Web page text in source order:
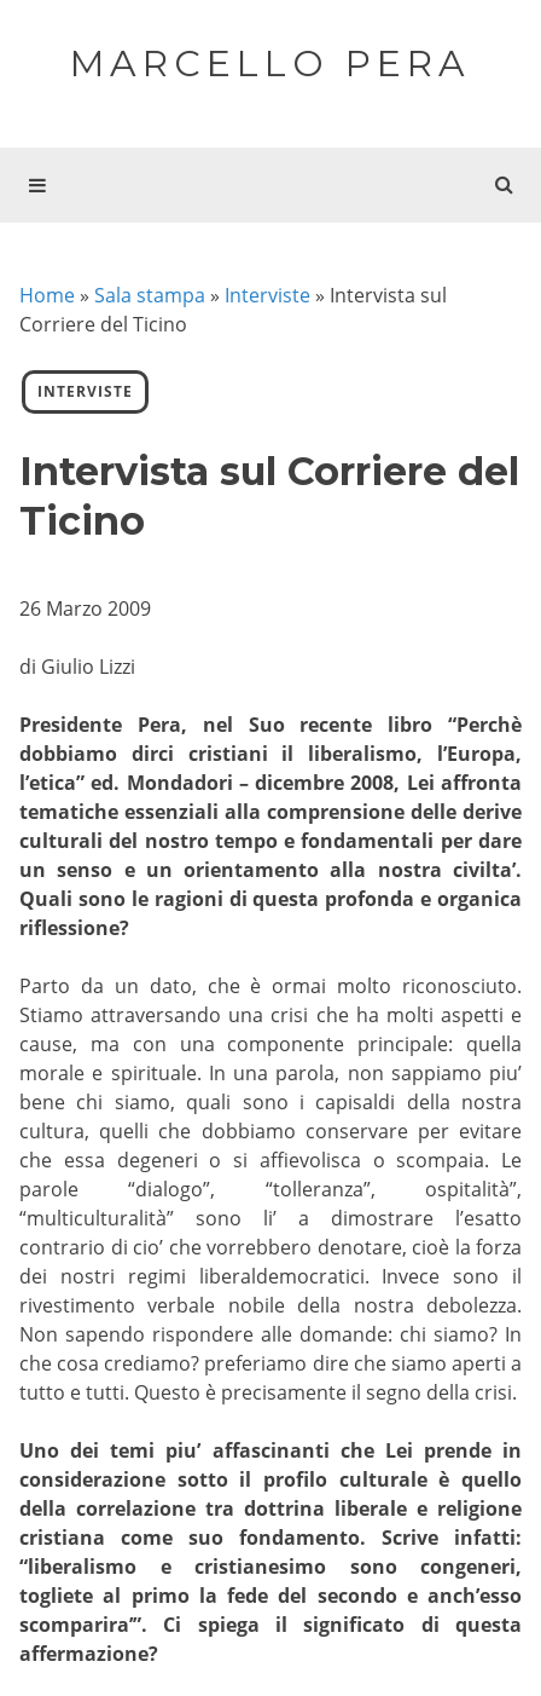
MARCELLO PERA
Home » Sala stampa » Interviste » Intervista sul
Corriere del Ticino
INTERVISTE
Intervista sul Corriere del
Ticino
26 Marzo 2009
di Giulio Lizzi
Presidente Pera, nel Suo recente libro “Perchè
dobbiamo dirci cristiani il liberalismo, l’Europa,
l’etica” ed. Mondadori – dicembre 2008, Lei affronta
tematiche essenziali alla comprensione delle derive
culturali del nostro tempo e fondamentali per dare
un senso e un orientamento alla nostra civilta’.
Quali sono le ragioni di questa profonda e organica
riflessione?
Parto da un dato, che è ormai molto riconosciuto.
Stiamo attraversando una crisi che ha molti aspetti e
cause, ma con una componente principale: quella
morale e spirituale. In una parola, non sappiamo piu’
bene chi siamo, quali sono i capisaldi della nostra
cultura, quelli che dobbiamo conservare per evitare
che essa degeneri o si affievolisca o scompaia. Le
parole “dialogo”, “tolleranza”, ospitalità”,
“multiculturalità” sono li’ a dimostrare l’esatto
contrario di cio’ che vorrebbero denotare, cioè la forza
dei nostri regimi liberaldemocratici. Invece sono il
rivestimento verbale nobile della nostra debolezza.
Non sapendo rispondere alle domande: chi siamo? In
che cosa crediamo? preferiamo dire che siamo aperti a
tutto e tutti. Questo è precisamente il segno della crisi.
Uno dei temi piu’ affascinanti che Lei prende in
considerazione sotto il profilo culturale è quello
della correlazione tra dottrina liberale e religione
cristiana come suo fondamento. Scrive infatti:
“liberalismo e cristianesimo sono congeneri,
togliete al primo la fede del secondo e anch’esso
scomparira’”. Ci spiega il significato di questa
affermazione?